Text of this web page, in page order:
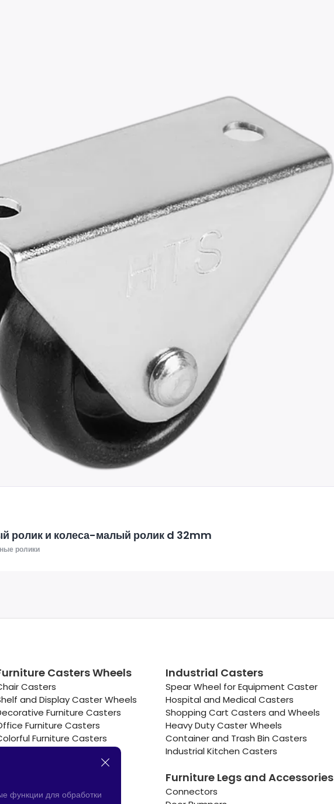
ролик и колеса-малый ролик d 32mm
ролики
Casters Wheels
Casters
and Display Caster Wheels
Furniture Casters
Furniture Casters
Furniture Casters
and Warmer Caster
Industrial Casters
Spear Wheel for Equipment Caster
Hospital and Medical Casters
Shopping Cart Casters and Wheels
Heavy Duty Caster Wheels
Container and Trash Bin Casters
Industrial Kitchen Casters
Furniture Legs and Accessories
Connectors
функции для обработки